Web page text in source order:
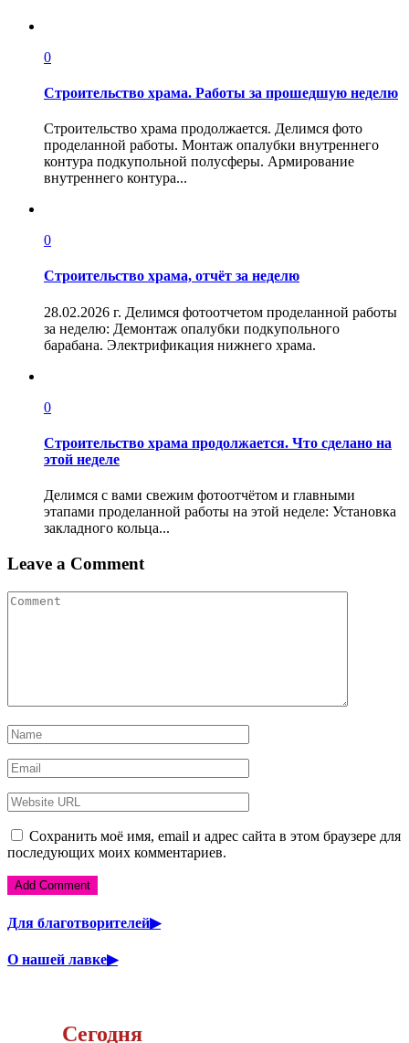
0
Строительство храма. Работы за прошедшую неделю
Строительство храма продолжается. Делимся фото
проделанной работы. Монтаж опалубки внутреннего
контура подкупольной полусферы. Армирование
внутреннего контура...
0
Строительство храма, отчёт за неделю
28.02.2026 г. Делимся фотоотчетом проделанной работы
за неделю: Демонтаж опалубки подкупольного
барабана. Электрификация нижнего храма.
0
Строительство храма продолжается. Что сделано на
этой неделе
Делимся с вами свежим фотоотчётом и главными
этапами проделанной работы на этой неделе: Установка
закладного кольца...
Leave a Comment
Сохранить моё имя, email и адрес сайта в этом браузере для
последующих моих комментариев.
Для благотворителей▶
О нашей лавке▶
Сегодня